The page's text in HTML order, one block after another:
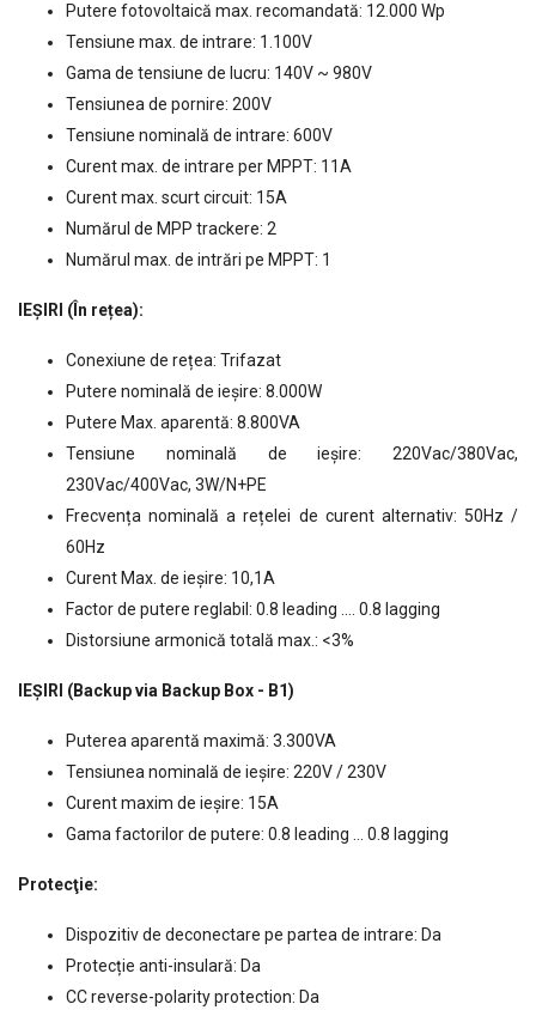
Putere fotovoltaică max. recomandată: 12.000 Wp
Tensiune max. de intrare: 1.100V
Gama de tensiune de lucru: 140V ~ 980V
Tensiunea de pornire: 200V
Tensiune nominală de intrare: 600V
Curent max. de intrare per MPPT: 11A
Curent max. scurt circuit: 15A
Numărul de MPP trackere: 2
Numărul max. de intrări pe MPPT: 1
IEȘIRI (În rețea):
Conexiune de rețea: Trifazat
Putere nominală de ieșire: 8.000W
Putere Max. aparentă: 8.800VA
Tensiune nominală de ieșire: 220Vac/380Vac,
230Vac/400Vac, 3W/N+PE
Frecvența nominală a rețelei de curent alternativ: 50Hz /
60Hz
Curent Max. de ieșire: 10,1A
Factor de putere reglabil: 0.8 leading …. 0.8 lagging
Distorsiune armonică totală max.: <3%
IEȘIRI (Backup via Backup Box - B1)
Puterea aparentă maximă: 3.300VA
Tensiunea nominală de ieșire: 220V / 230V
Curent maxim de ieșire: 15A
Gama factorilor de putere: 0.8 leading ... 0.8 lagging
Protecţie:
Dispozitiv de deconectare pe partea de intrare: Da
Protecție anti-insulară: Da
CC reverse-polarity protection: Da